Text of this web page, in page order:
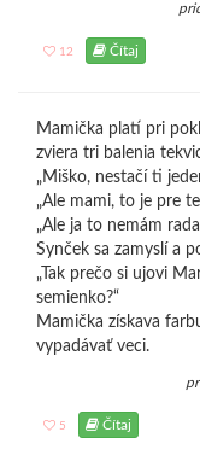
12 Čítaj
Mamička platí pri
zviera tri balenia
„Miško, nestačí ti
„Ale mami, to je pre
„Ale ja to nemám
Synček sa zamyslí a
„Tak prečo si ujovi
semienko?“
Mamička získava
vypadávať veci.
5 Čítaj